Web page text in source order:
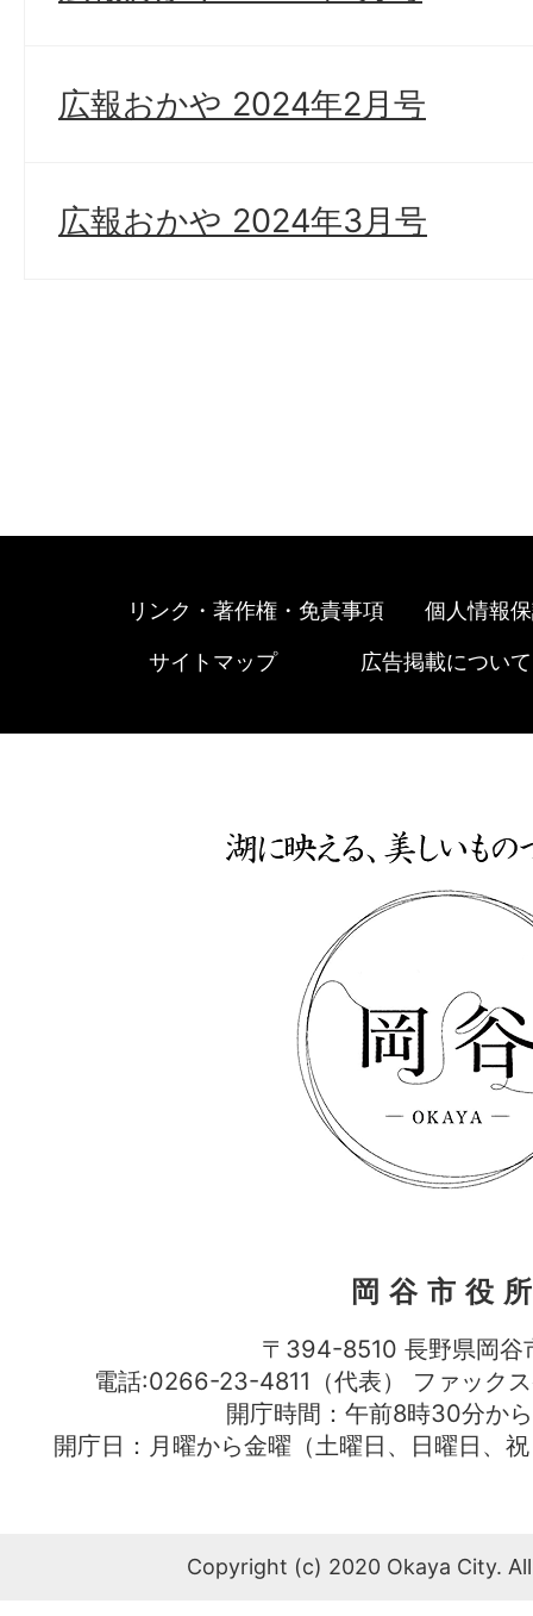
広報おかや 2024年2月号
広報おかや 2024年3月号
リンク・著作権・免責事項 個人情報
サイトマップ 広告掲載について
岡谷市役
〒394-8510 長野県岡谷
電話:0266-23-4811（代表） ファッ
開庁時間：午前8時30分か
開庁日：月曜から金曜（土曜日、日曜日、
Copyright (c) 2020 Okaya City.